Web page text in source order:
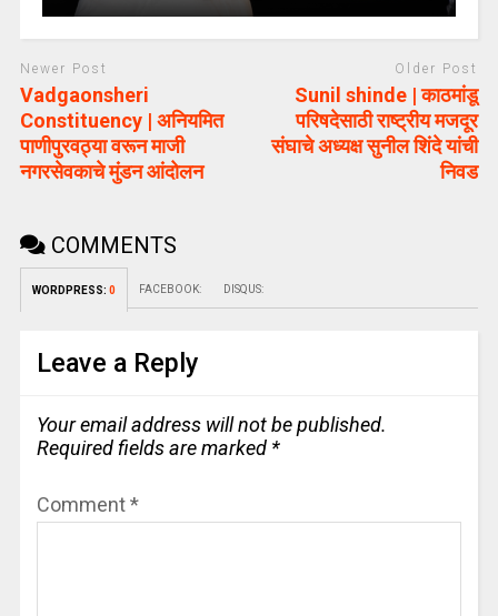
Newer Post
Vadgaonsheri
Constituency | अनियमित
पाणीपुरवठ्या वरून माजी
नगरसेवकाचे मुंडन आंदोलन
Older Post
Sunil shinde | काठमांडू
परिषदेसाठी राष्ट्रीय मजदूर
संघाचे अध्यक्ष सुनील शिंदे यांची
निवड
COMMENTS
WORDPRESS: 0 FACEBOOK: DISQUS:
Leave a Reply
Your email address will not be published.
Required fields are marked *
Comment*